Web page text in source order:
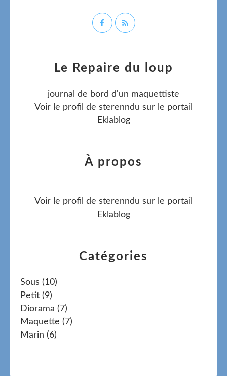
Catégories
Sous (10)
Petit (9)
Diorama (7)
Maquette (7)
Marin (6)
Le Repaire du loup
journal de bord d'un maquettiste
Voir le profil de sterenndu sur le portail
Eklablog
À propos
Voir le profil de sterenndu sur le portail
Eklablog